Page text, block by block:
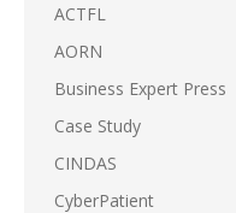
ACTFL
AORN
Business Expert Press
Case Study
CINDAS
CyberPatient